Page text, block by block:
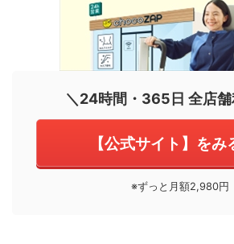
＼24時間・365日 全店舗
【公式サイト】をみ
※ずっと月額2,980円